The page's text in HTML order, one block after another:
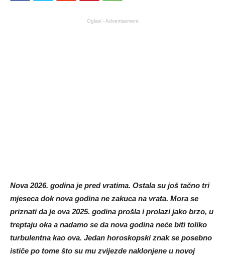
Oglasi - Advertisement
Nova 2026. godina je pred vratima. Ostala su još tačno tri
mjeseca dok nova godina ne zakuca na vrata. Mora se
priznati da je ova 2025. godina prošla i prolazi jako brzo, u
treptaju oka a nadamo se da nova godina neće biti toliko
turbulentna kao ova. Jedan horoskopski znak se posebno
ističe po tome što su mu zvijezde naklonjene u novoj